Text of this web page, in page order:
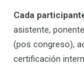
Cada
asistente,
(pos congreso),
certificación